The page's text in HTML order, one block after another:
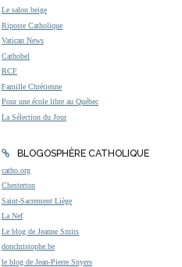
Le salon beige
Riposte Catholique
Vatican News
Cathobel
RCF
Famille Chrétienne
Pour une école libre au Québec
La Sélection du Jour
BLOGOSPHÈRE CATHOLIQUE
catho.org
Chesterton
Saint-Sacrement Liège
La Nef
Le blog de Jeanne Smits
donchristophe.be
le blog de Jean-Pierre Snyers